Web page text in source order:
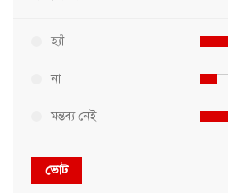
হ্যাঁ
না
মন্তব্য নেই
ভোট